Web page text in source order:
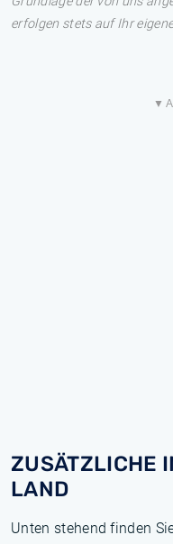
erfolgen stets auf Ihr
▼
ZUSÄTZLICHE
LAND
Unten stehend finden